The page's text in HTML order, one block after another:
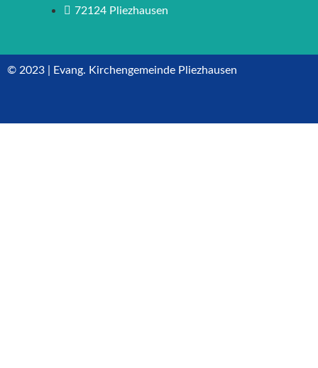
72124 Pliezhausen
© 2023 | Evang. Kirchengemeinde Pliezhausen